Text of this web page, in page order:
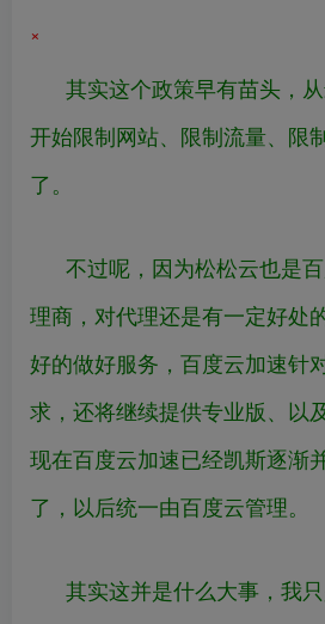
×
其实这个政策早有苗头，
开始限制网站、限制流量、限
了。
不过呢，因为松松云也是
理商，对代理还是有一定好处
好的做好服务，百度云加速针
求，还将继续提供专业版、以
现在百度云加速已经凯斯逐渐
了，以后统一由百度云管理。
其实这并是什么大事，我只